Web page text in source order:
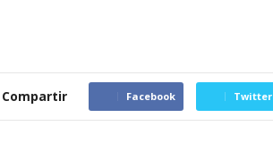
Compartir Facebook Twitter